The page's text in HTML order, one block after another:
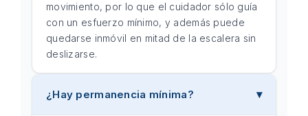
movimiento, por lo que el cuidador sólo guía
con un esfuerzo mínimo, y además puede
quedarse inmóvil en mitad de la escalera sin
deslizarse.
¿Hay permanencia mínima?